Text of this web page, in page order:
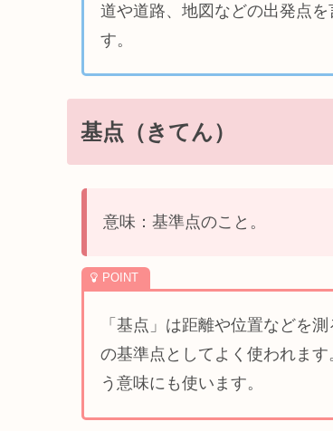
道や道路、地図などの出発点
す。
基点（きてん）
意味：基準点のこと。
「基点」は距離や位置などを
の基準点としてよく使われま
う意味にも使います。